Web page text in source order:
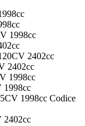
1998cc
2402cc
2402cc
1998cc
1998cc
1998cc Codice
2402cc